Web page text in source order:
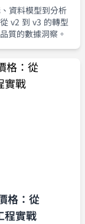
資料模型到分析
v2 到 v3 的轉型
質的數據洞察。
格：從
程實戰